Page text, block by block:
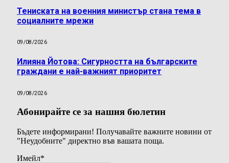
Тениската на военния министър стана тема в
социалните мрежи
09/08/2026
Илияна Йотова: Сигурността на българските
граждани е най-важният приоритет
09/08/2026
Абонирайте се за нашия бюлетин
Бъдете информирани! Получавайте важните новини от
"Неудобните" директно във вашата поща.
Имейл*